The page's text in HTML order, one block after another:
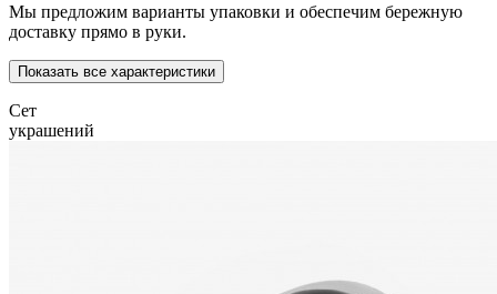
Мы предложим варианты упаковки и обеспечим бережную
доставку прямо в руки.
Показать все характеристики
Сет
украшений